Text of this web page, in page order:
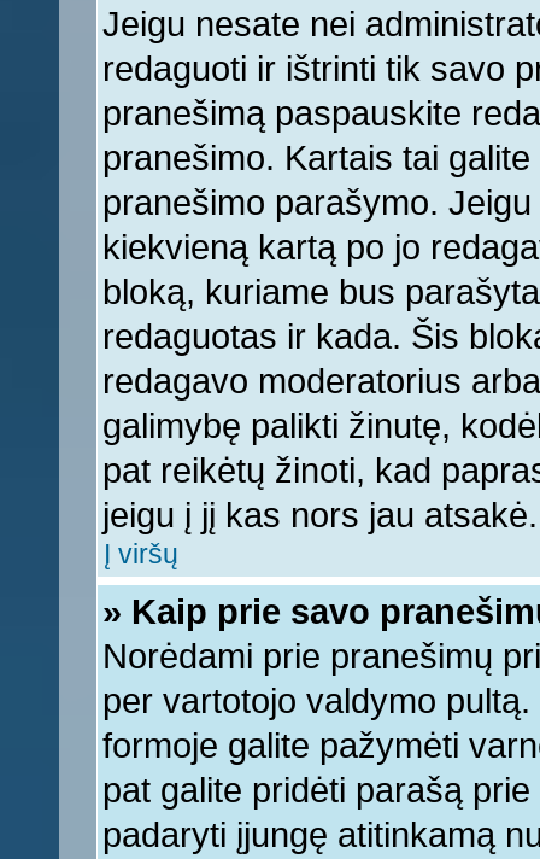
Jeigu nesate nei
redaguoti ir ištrinti tik savo
pranešimą paspauskite
pranešimo. Kartais tai
pranešimo parašymo.
kiekvieną kartą po jo
bloką, kuriame bus
redaguotas ir kada. Šis
redagavo moderatorius
galimybę palikti žinutę,
pat reikėtų žinoti, kad
jeigu į jį kas nors jau atsakė.
Į viršų
» Kaip prie savo
Norėdami prie pranešimų
per vartotojo valdymo
formoje galite pažymėti
pat galite pridėti parašą
padaryti įjungę atitinkamą